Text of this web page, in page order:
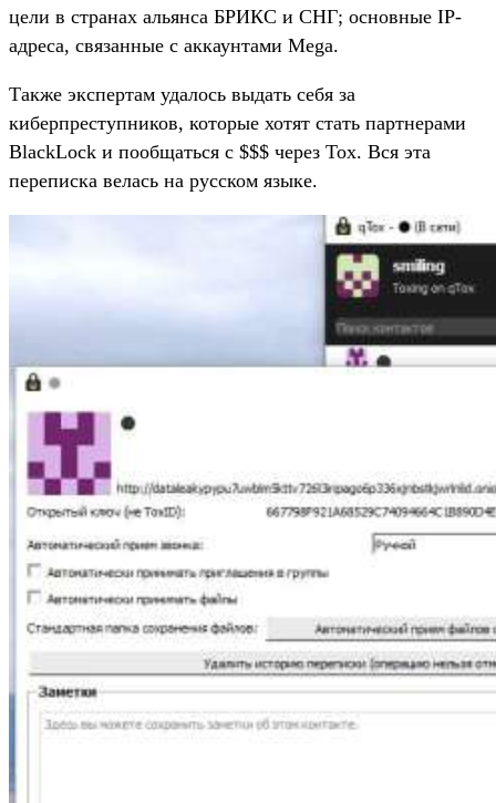
цели в странах альянса БРИКС и СНГ; основные IP-
адреса, связанные с аккаунтами Mega.
Также экспертам удалось выдать себя за
киберпреступников, которые хотят стать партнерами
BlackLock и пообщаться с $$$ через Tox. Вся эта
переписка велась на русском языке.